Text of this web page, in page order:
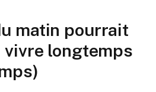
matin pourrait
vivre longtemps